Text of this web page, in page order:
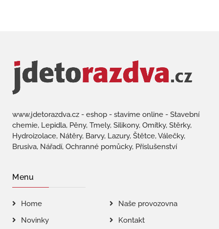
www.jdetorazdva.cz - eshop - stavíme online - Stavební
chemie, Lepidla, Pěny, Tmely, Silikony, Omítky, Stěrky,
Hydroizolace, Nátěry, Barvy, Lazury, Štětce, Válečky,
Brusiva, Nářadí, Ochranné pomůcky, Příslušenství
Menu
Home
Naše provozovna
Novinky
Kontakt